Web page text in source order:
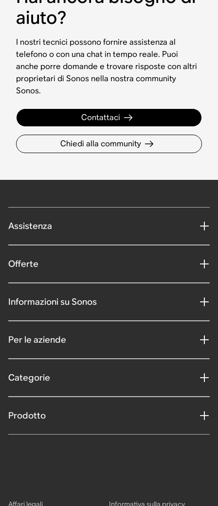
aiuto?
I nostri tecnici possono fornire assistenza al
telefono o con una chat in tempo reale. Puoi
anche porre domande e trovare risposte con altri
proprietari di Sonos nella nostra community
Sonos.
Contattaci
Chiedi alla community
Assistenza
Offerte
Informazioni su Sonos
Per le aziende
Categorie
Prodotto
Affari legali Informativa sulla privacy